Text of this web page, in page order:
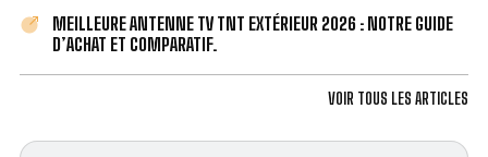
MEILLEURE ANTENNE TV TNT EXTÉRIEUR 2026 : NOTRE GUIDE
D’ACHAT ET COMPARATIF.
VOIR TOUS LES ARTICLES